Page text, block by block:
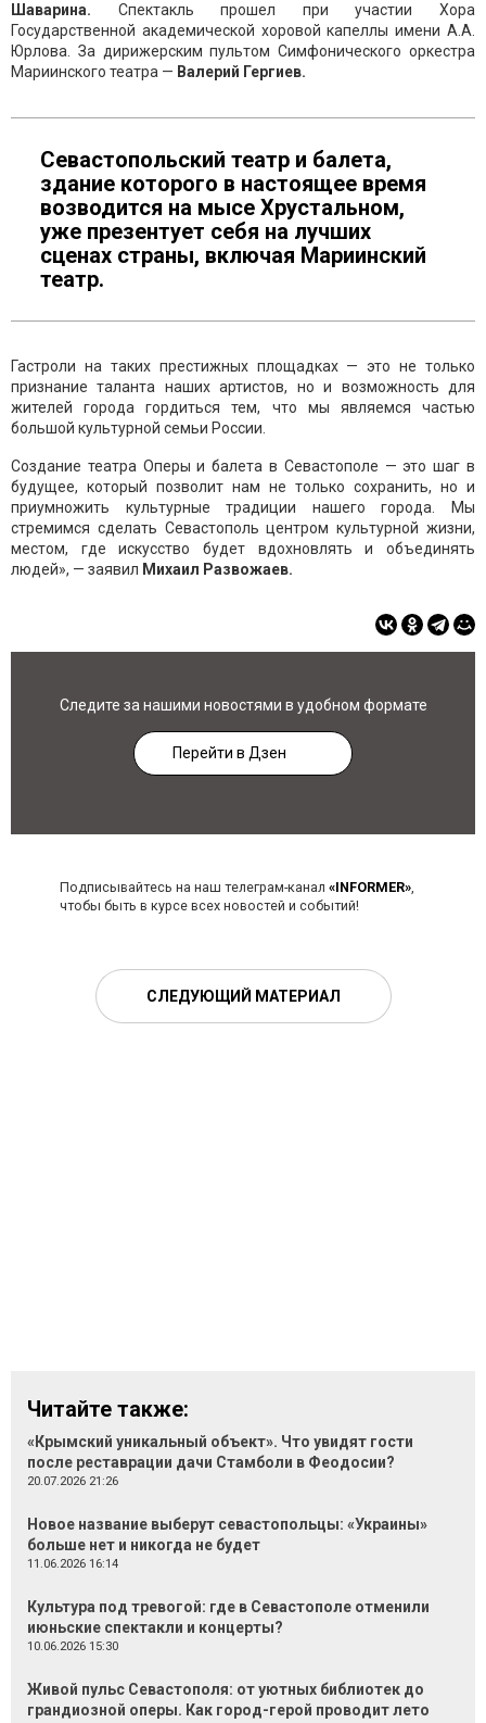
Шаварина. Спектакль прошел при участии Хора
Государственной академической хоровой капеллы имени А.А.
Юрлова. За дирижерским пультом Симфонического оркестра
Мариинского театра — Валерий Гергиев.
Севастопольский театр и балета,
здание которого в настоящее время
возводится на мысе Хрустальном,
уже презентует себя на лучших
сценах страны, включая Мариинский
театр.
Гастроли на таких престижных площадках — это не только
признание таланта наших артистов, но и возможность для
жителей города гордиться тем, что мы являемся частью
большой культурной семьи России.
Создание театра Оперы и балета в Севастополе — это шаг в
будущее, который позволит нам не только сохранить, но и
приумножить культурные традиции нашего города. Мы
стремимся сделать Севастополь центром культурной жизни,
местом, где искусство будет вдохновлять и объединять
людей», — заявил Михаил Развожаев.
Следите за нашими новостями в удобном формате
Перейти в Дзен
Подписывайтесь на наш телеграм-канал «INFORMER»,
чтобы быть в курсе всех новостей и событий!
СЛЕДУЮЩИЙ МАТЕРИАЛ
Читайте также:
«Крымский уникальный объект». Что увидят гости
после реставрации дачи Стамболи в Феодосии?
20.07.2026 21:26
Новое название выберут севастопольцы: «Украины»
больше нет и никогда не будет
11.06.2026 16:14
Культура под тревогой: где в Севастополе отменили
июньские спектакли и концерты?
10.06.2026 15:30
Живой пульс Севастополя: от уютных библиотек до
грандиозной оперы. Как город-герой проводит лето